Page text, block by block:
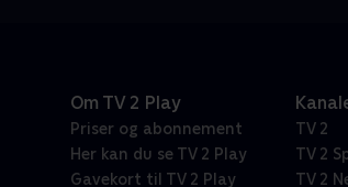
Om TV 2 Play
Priser og abonnement
Her kan du se TV 2 Play
Gavekort til TV 2 Play
TV 2
TV 2
TV 2